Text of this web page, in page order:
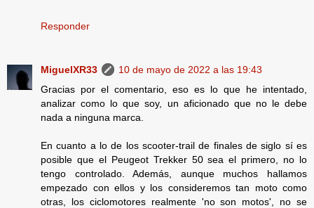
Responder
MiguelXR33
10 de mayo de 2022 a las 19:43
Gracias por el comentario, eso es lo que he intentado,
analizar como lo que soy, un aficionado que no le debe
nada a ninguna marca.
En cuanto a lo de los scooter-trail de finales de siglo sí es
posible que el Peugeot Trekker 50 sea el primero, no lo
tengo controlado. Además, aunque muchos hallamos
empezado con ellos y los consideremos tan moto como
otras, los ciclomotores realmente 'no son motos', no se